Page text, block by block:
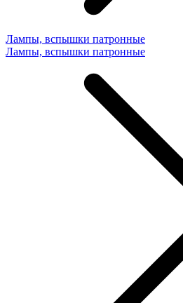
Лампы, вспышки патронные
Лампы, вспышки патронные